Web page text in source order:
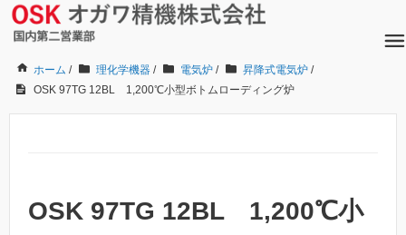
ホーム / 理化学機器 / 電気炉 / 昇降式電気炉 /
OSK 97TG 12BL 1,200℃小型ボトムローディング炉
OSK 97TG 12BL 1,200℃小